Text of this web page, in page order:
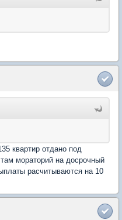
квартир отдано под
мораторий на досрочный
расчитываются на 10